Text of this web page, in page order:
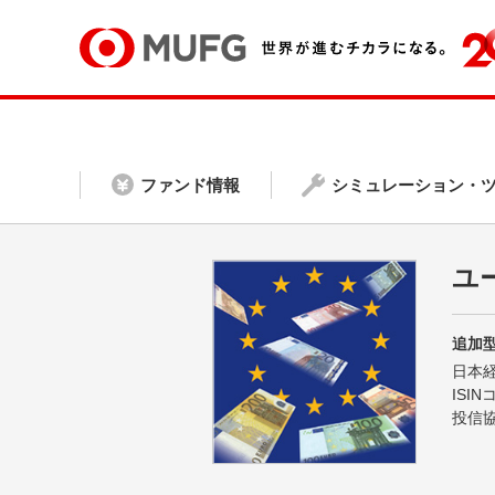
ファンド情報 シミュレーション・
ユ
追加
日本
ISIN
投信